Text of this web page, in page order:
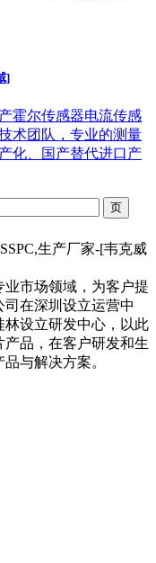
]
霍尔传感器电流传感
术团队，专业的测量
化、国产替代进口产
市场领域，为客户提
在深圳设立运营中
设立研发中心，以此
品，在客户研发和生
与解决方案。